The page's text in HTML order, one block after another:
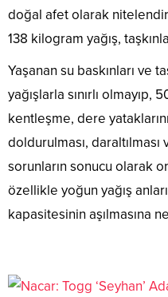
doğal afet olarak
138 kilogram yağış,
Yaşanan su baskınları ve
yağışlarla sınırlı olmayıp,
kentleşme, dere
doldurulması, daraltılması
sorunların sonucu olarak
özellikle yoğun yağış
kapasitesinin aşılmasına